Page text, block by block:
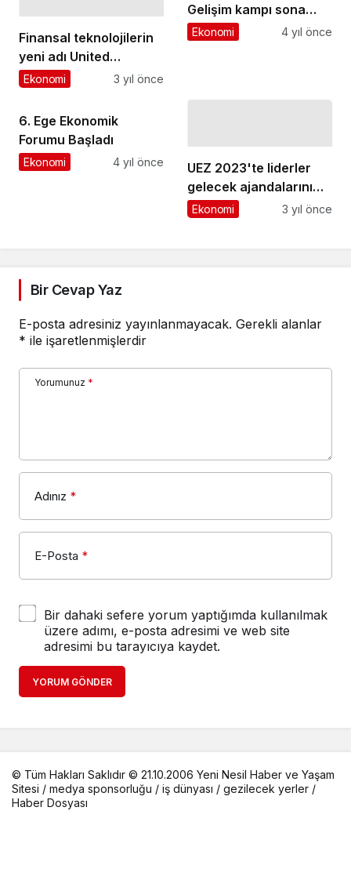
Finansal teknolojilerin
yeni adı United
Payment
Ekonomi 3 yıl önce
Gelişim kampı sona
erdi
Ekonomi 4 yıl önce
6. Ege Ekonomik
Forumu Başladı
Ekonomi 4 yıl önce
UEZ 2023'te liderler
gelecek ajandalarını
açıkladılar
Ekonomi 3 yıl önce
Bir Cevap Yaz
E-posta adresiniz yayınlanmayacak. Gerekli alanlar
* ile işaretlenmişlerdir
Yorumunuz *
Adınız *
E-Posta *
Bir dahaki sefere yorum yaptığımda kullanılmak
üzere adımı, e-posta adresimi ve web site
adresimi bu tarayıcıya kaydet.
YORUM GÖNDER
© Tüm Hakları Saklıdır © 21.10.2006 Yeni Nesil Haber ve Yaşam
Sitesi / medya sponsorluğu / iş dünyası / gezilecek yerler /
Haber Dosyası